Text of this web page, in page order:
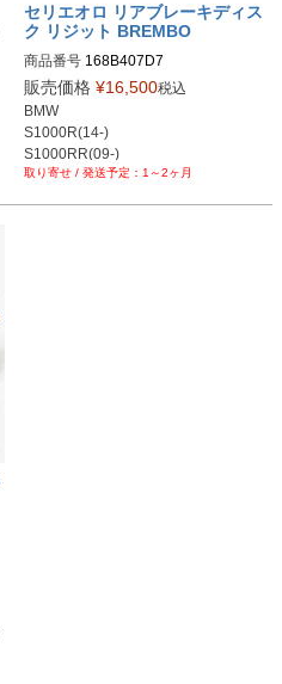
セリエオロ リアブレーキディス
ク リジット BREMBO
商品番号 168B407D7
販売価格 ¥16,500税込
BMW
S1000R(14-)
S1000RR(09-)
S1000RR HP4(13-)1～2ヶ月